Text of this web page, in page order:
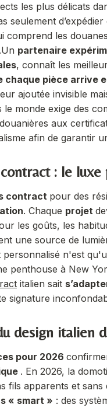
les plus délicats
seulement
comprend les
Un partenaire
, connaît les
chaque pièce arrive
ajoutée invisible
le monde exige des
aux
afin de garantir
: le
contract pour des
. Chaque projet
les goûts, les
une source de
n'est
penthouse à New
italien sait
signature
design italien
pour 2026
. En 2026, la
fils apparents et sans
« smart » : des